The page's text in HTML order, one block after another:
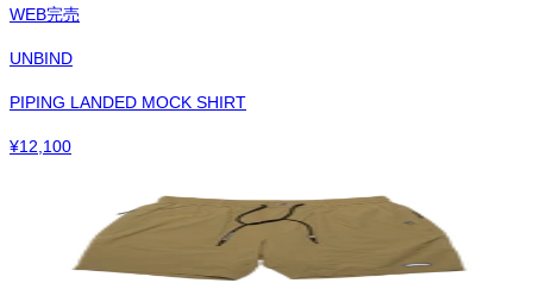
WEB完売
UNBIND
PIPING LANDED MOCK SHIRT
¥12,100